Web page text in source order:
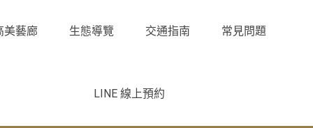
美藝廊 生態導覽 交通指南 常見問題
LINE 線上預約